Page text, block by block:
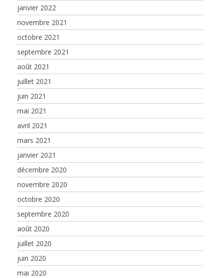
janvier 2022
novembre 2021
octobre 2021
septembre 2021
août 2021
juillet 2021
juin 2021
mai 2021
avril 2021
mars 2021
janvier 2021
décembre 2020
novembre 2020
octobre 2020
septembre 2020
août 2020
juillet 2020
juin 2020
mai 2020